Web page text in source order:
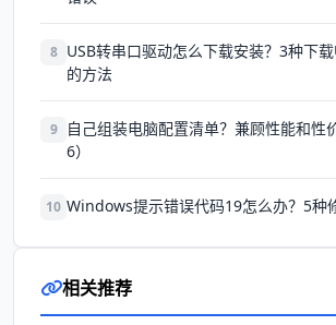
8 USB转串口驱动怎么下载安装？3种下
的方法
9
自己组装电脑配置清单？兼顾性能和性
6）
10 Windows提示错误代码19怎么办？5种
相关推荐